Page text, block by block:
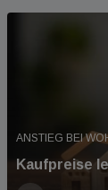
ANSTIEG BEI
Kaufpreise